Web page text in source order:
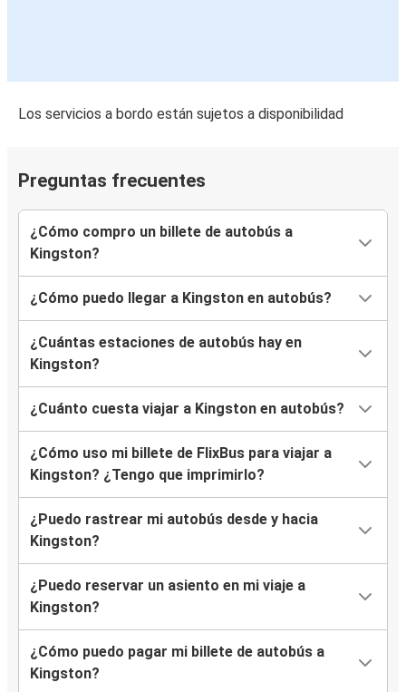
Los servicios a bordo están sujetos a disponibilidad
Preguntas frecuentes
¿Cómo compro un billete de autobús a
Kingston?
¿Cómo puedo llegar a Kingston en autobús?
¿Cuántas estaciones de autobús hay en
Kingston?
¿Cuánto cuesta viajar a Kingston en autobús?
¿Cómo uso mi billete de FlixBus para viajar a
Kingston? ¿Tengo que imprimirlo?
¿Puedo rastrear mi autobús desde y hacia
Kingston?
¿Puedo reservar un asiento en mi viaje a
Kingston?
¿Cómo puedo pagar mi billete de autobús a
Kingston?